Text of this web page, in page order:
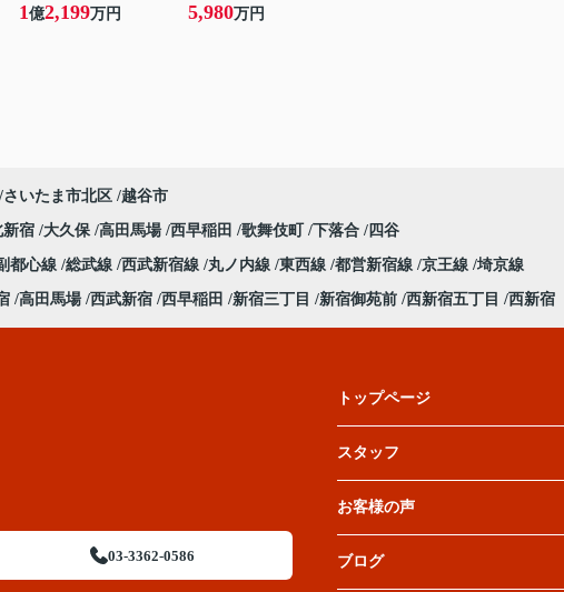
1億2,199万円 5,980万円
さいたま市北区 越谷市
新宿 大久保 高田馬場 西早稲田 歌舞伎町 下落合 四谷
都心線 総武線 西武新宿線 丸ノ内線 東西線 都営新宿線 京王線 埼京線
高田馬場 西武新宿 西早稲田 新宿三丁目 新宿御苑前 西新宿五丁目 西新宿
03-3362-0586
トップページ
スタッフ
お客様の声
ブログ